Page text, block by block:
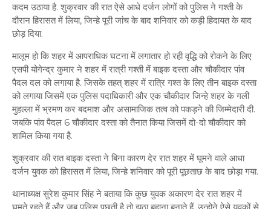
कदम उठाया है. शुक्रवार की रात ऐसे आधे दर्जन लोगों को पुलिस ने गश्ती के
दौरान हिरासत में लिया, जिन्हे पूरी जांच के बाद शनिवार को कड़ी हिदायत के बाद
छोड़ दिया.
मालूम हो कि शहर में आपराधिक घटना में लगातार हो रही वृद्धि को रोकने के लिए
एसपी योगेन्द्र कुमार ने शहर में रात्री गश्ती में बाइक दस्ता और चौकीदार पांव
पैदल दल को लगाया है. जिसके तहत् शहर में रात्रि गश्त के लिए तीन बाइक दस्ता
को लगाया जिसमें एक पुलिस पदाधिकारी और एक चौकीदार जिन्हे शहर के गली
मुहल्ला में भ्रमण कर बदमाश और असामाजिक तत्व को पकड़ने की जिम्मेदारी दी.
जबकि पांव पैदल 6 चौकीदार दस्ता को तैनात किया जिसमें दो-दो चौकीदार को
शामिल किया गया है.
शुक्रवार की रात बाइक दस्ता ने बिना कारण देर रात शहर में घूमने वाले आधा
दर्जन युवक को हिरासत में लिया, जिन्हे शनिवार को पूरी पूछताछ के बाद छोड़ा गया.
थानाध्यक्ष सुरेश कुमार सिंह ने बताया कि कुछ युवक अकारण देर रात शहर में